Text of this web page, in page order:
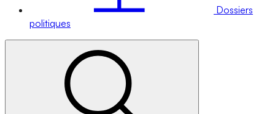
Dossiers
politiques